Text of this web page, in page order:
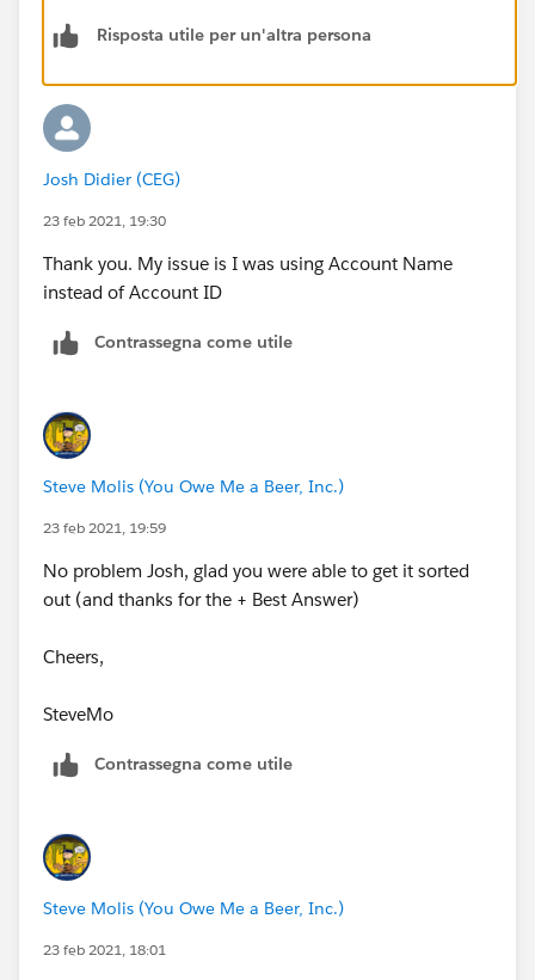
Risposta utile per un'altra persona
Josh Didier (CEG)
23 feb 2021, 19:30
Thank you. My issue is I was using Account Name
instead of Account ID
Contrassegna come utile
Steve Molis (You Owe Me a Beer, Inc.)
23 feb 2021, 19:59
No problem Josh, glad you were able to get it sorted
out (and thanks for the + Best Answer)
Cheers,
SteveMo
Contrassegna come utile
Steve Molis (You Owe Me a Beer, Inc.)
23 feb 2021, 18:01